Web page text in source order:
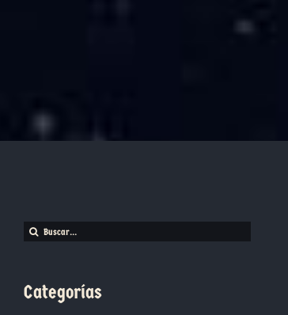
Buscar:
Categorías